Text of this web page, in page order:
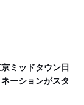
ミッドタウン日
ーションがスタ